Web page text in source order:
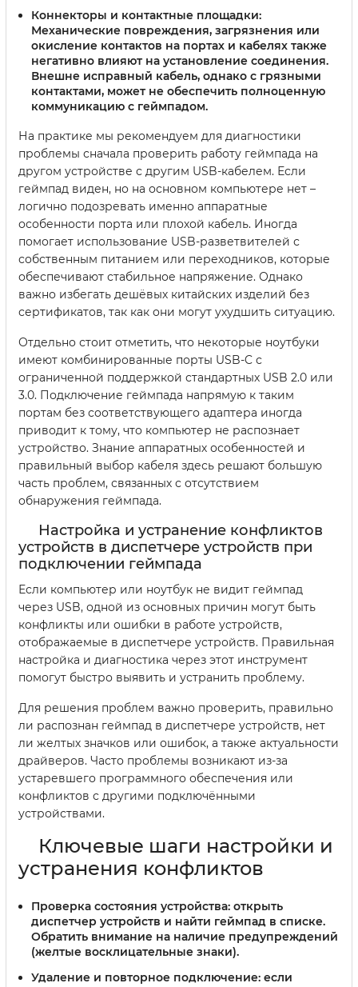
Коннекторы и контактные площадки:
Механические повреждения, загрязнения или
окисление контактов на портах и кабелях также
негативно влияют на установление соединения.
Внешне исправный кабель, однако с грязными
контактами, может не обеспечить полноценную
коммуникацию с геймпадом.
На практике мы рекомендуем для диагностики
проблемы сначала проверить работу геймпада на
другом устройстве с другим USB-кабелем. Если
геймпад виден, но на основном компьютере нет –
логично подозревать именно аппаратные
особенности порта или плохой кабель. Иногда
помогает использование USB-разветвителей с
собственным питанием или переходников, которые
обеспечивают стабильное напряжение. Однако
важно избегать дешёвых китайских изделий без
сертификатов, так как они могут ухудшить ситуацию.
Отдельно стоит отметить, что некоторые ноутбуки
имеют комбинированные порты USB-C с
ограниченной поддержкой стандартных USB 2.0 или
3.0. Подключение геймпада напрямую к таким
портам без соответствующего адаптера иногда
приводит к тому, что компьютер не распознает
устройство. Знание аппаратных особенностей и
правильный выбор кабеля здесь решают большую
часть проблем, связанных с отсутствием
обнаружения геймпада.
Настройка и устранение конфликтов
устройств в диспетчере устройств при
подключении геймпада
Если компьютер или ноутбук не видит геймпад
через USB, одной из основных причин могут быть
конфликты или ошибки в работе устройств,
отображаемые в диспетчере устройств. Правильная
настройка и диагностика через этот инструмент
помогут быстро выявить и устранить проблему.
Для решения проблем важно проверить, правильно
ли распознан геймпад в диспетчере устройств, нет
ли желтых значков или ошибок, а также актуальности
драйверов. Часто проблемы возникают из-за
устаревшего программного обеспечения или
конфликтов с другими подключёнными
устройствами.
Ключевые шаги настройки и
устранения конфликтов
Проверка состояния устройства: открыть
диспетчер устройств и найти геймпад в списке.
Обратить внимание на наличие предупреждений
(желтые восклицательные знаки).
Удаление и повторное подключение: если